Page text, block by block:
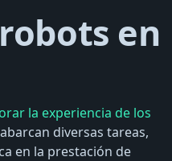
en
la experiencia de los
diversas tareas,
en la prestación de